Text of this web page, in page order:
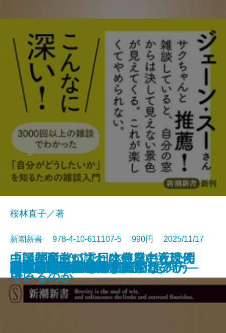
熟睡力
政府破綻
中国共産党が語れない日中近現代
史
死ぬまで元気―88の読むサプリ―
コメ関税ゼロで日本農業の夜は明
ける
日本漁業の不都合な真実
現代お笑い論
知性の復権─「真の保守」を問う─
43歳頂点論
あなたはなぜ雑談が苦手なのか
桜林直子／著
新潮新書 978-4-10-611107-5 990円 2025/11/17
新書電子書籍あり
昭和の夢は夜ひらく
人間・明石家さんま
スポーツと賭博
古事記の正体
コメ壊滅
「話が面白い人」は何をどう読ん
でいるのか
おどろきの「クルド人問題」
人はなぜ自分を殺すのか
介護未満の父に起きたこと
ロビンソン酒場漂流記